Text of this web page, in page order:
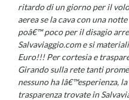
ritardo di un giorno per il
aerea se la cava con una
poâ€™ poco per il disagio
Salvaviaggio.com e si
Euro!!! Per cortesia e
Girando sulla rete tanti
nessuno ha lâ€™esperienza,
trasparenza trovate in